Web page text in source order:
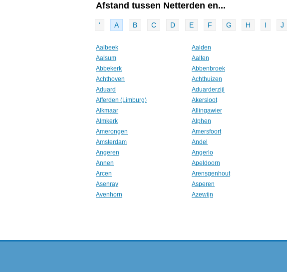
Afstand tussen Netterden en...
' A B C D E F G H I J
Aalbeek Aalden
Aalsum
Aalten
Abbekerk
Abbenbroek
Achthoven
Achthuizen
Aduard
Aduarderzijl
Afferden (Limburg)
Akersloot
Alkmaar
Allingawier
Almkerk
Alphen
Amerongen
Amersfoort
Amsterdam
Andel
Angeren
Angerlo
Annen
Apeldoorn
Arcen
Arensgenhout
Asenray
Asperen
Avenhorn
Azewijn